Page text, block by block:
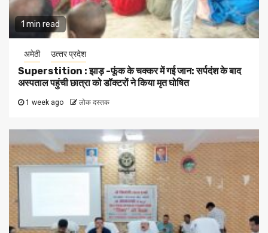
1 min read
अमेठी उत्‍तर प्रदेश
Superstition : झाड़ -फूंक के चक्कर में गई जान: सर्पदंश के बाद
अस्पताल पहुंची छात्रा को डॉक्टरों ने किया मृत घोषित
1 week ago लोक दस्तक